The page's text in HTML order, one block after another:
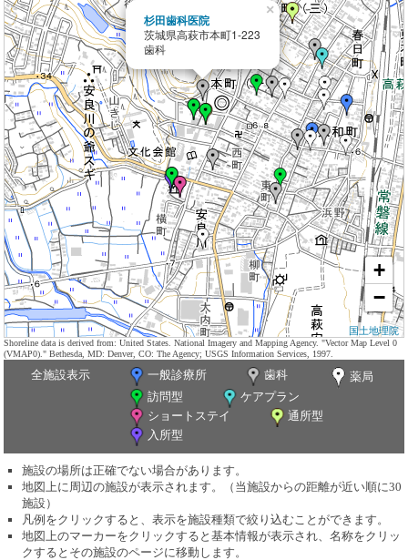
杉田歯科医院
茨城県高萩市本町1-223
歯科
×
+
−
国土地理院
Shoreline data is derived from: United States. National Imagery and Mapping Agency. "Vector Map Level 0
(VMAP0)." Bethesda, MD: Denver, CO: The Agency; USGS Information Services, 1997.
全施設表示 一般診療所 歯科
薬局
訪問型
ケアプラン
ショートステイ
通所型
入所型
施設の場所は正確でない場合があります。
地図上に周辺の施設が表示されます。（当施設からの距離が近い順に30
施設）
凡例をクリックすると、表示を施設種類で絞り込むことができます。
地図上のマーカーをクリックすると基本情報が表示され、名称をクリッ
クするとその施設のページに移動します。